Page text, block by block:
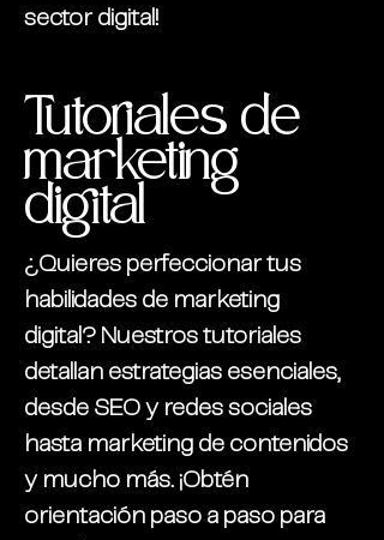
sector digital!
Tutoriales de
marketing
digital
¿Quieres perfeccionar tus
habilidades de marketing
digital? Nuestros tutoriales
detallan estrategias esenciales,
desde SEO y redes sociales
hasta marketing de contenidos
y mucho más. ¡Obtén
orientación paso a paso para